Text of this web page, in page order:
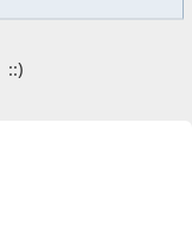
::)